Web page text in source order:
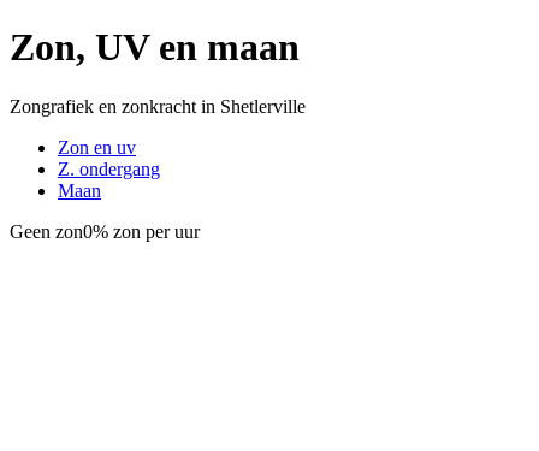
Zon, UV en maan
Zongrafiek en zonkracht in Shetlerville
Zon en uv
Z. ondergang
Maan
Geen zon0% zon per uur